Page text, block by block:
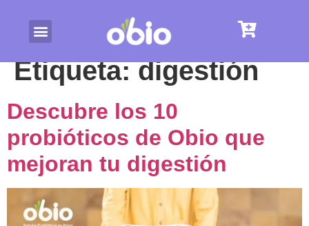
Etiqueta:digestión
Descubre los 10
probióticos de Obio que
mejoran tu digestión